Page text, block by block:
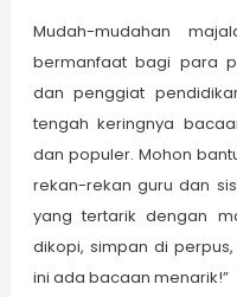
Mudah-mudahan
bermanfaat bagi para
dan penggiat
tengah keringnya
dan populer. Mohon
rekan-rekan guru dan
yang tertarik dengan
dikopi, simpan di
ini ada bacaan menarik!”